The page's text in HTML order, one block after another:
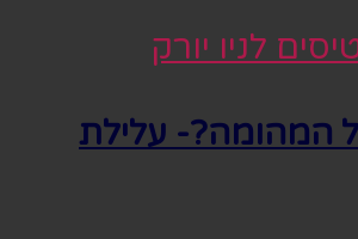
לניו יורק
המהומה?- עלילת